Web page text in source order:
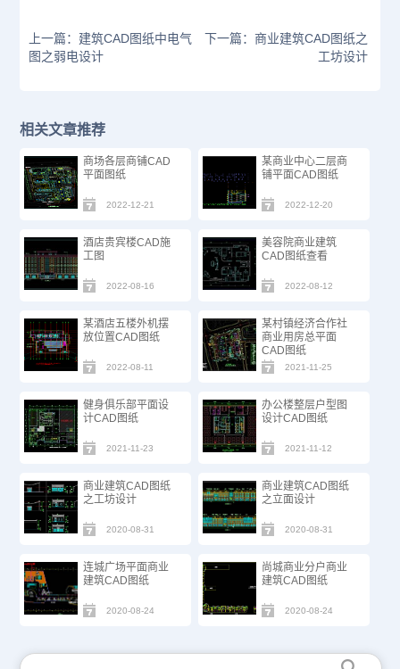
上一篇：建筑CAD图纸中电气
图之弱电设计
下一篇：商业建筑CAD图纸之
工坊设计
相关文章推荐
商场​各层商铺CAD
平面图纸
2022-12-21
某商业中心二层商
铺平面CAD图纸
2022-12-20
酒店贵宾楼CAD施
工图
2022-08-16
美容院商业建筑
CAD图纸查看
2022-08-12
某酒店五楼外机摆
放位置CAD图纸
2022-08-11
某村镇经济合作社
商业用房总平面
CAD图纸
2021-11-25
健身俱乐部平面设
计CAD图纸
2021-11-23
办公楼整层户型图
设计CAD图纸
2021-11-12
商业建筑CAD图纸
之工坊设计
2020-08-31
商业建筑CAD图纸
之立面设计
2020-08-31
连城广场平面商业
建筑CAD图纸
2020-08-24
尚城商业分户商业
建筑CAD图纸
2020-08-24